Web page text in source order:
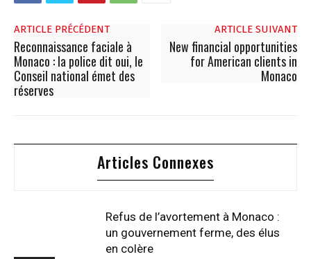
ARTICLE PRÉCÉDENT
Reconnaissance faciale à
Monaco : la police dit oui, le
Conseil national émet des
réserves
ARTICLE SUIVANT
New financial opportunities
for American clients in
Monaco
Articles Connexes
Refus de l’avortement à Monaco :
un gouvernement ferme, des élus
en colère